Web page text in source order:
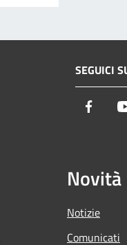
SEGUICI
Novità
Notizie
Comunicati